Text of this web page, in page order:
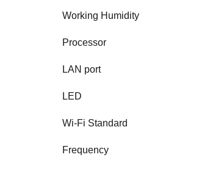
Working Humidity
Processor
LAN port
LED
Wi-Fi Standard
Frequency